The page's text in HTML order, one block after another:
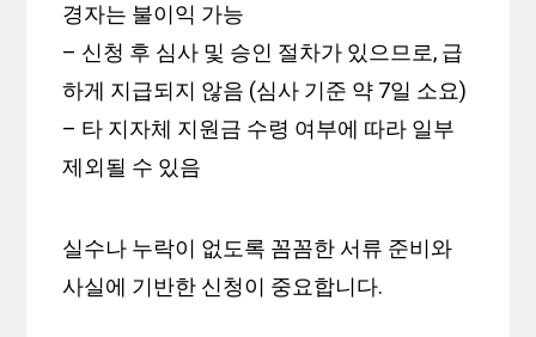
경자는 불이익 가능
– 신청 후 심사 및 승인 절차가 있으므로, 급
하게 지급되지 않음 (심사 기준 약 7일 소요)
– 타 지자체 지원금 수령 여부에 따라 일부
제외될 수 있음
실수나 누락이 없도록 꼼꼼한 서류 준비와
사실에 기반한 신청이 중요합니다.